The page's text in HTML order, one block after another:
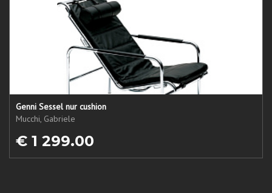
Genni Sessel nur cushion
Mucchi, Gabriele
€ 1 299.00